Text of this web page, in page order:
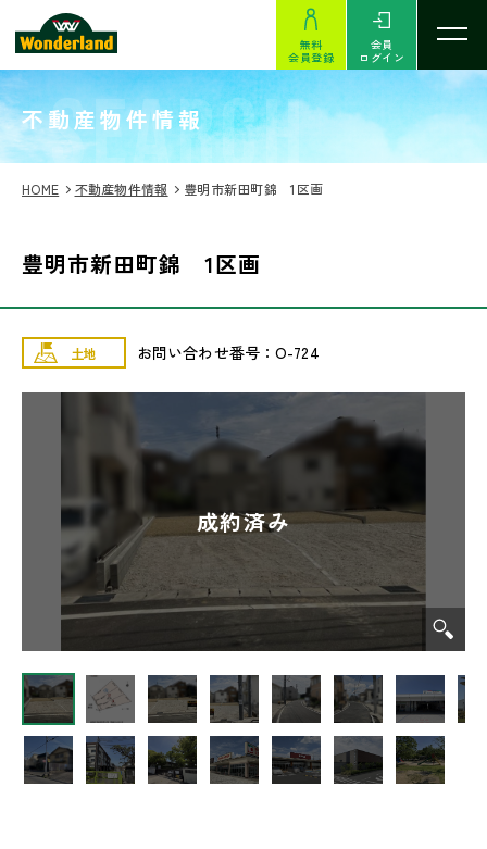
無料
会員登録
会員
ログイン
不動産物件情報
SEARCH
HOME 不動産物件情報 豊明市新田町錦 1区画
豊明市新田町錦 1区画
土地 お問い合わせ番号：O-724